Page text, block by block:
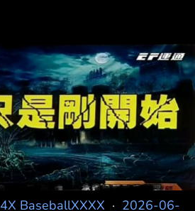
4X BaseballXXXX · 2026-06-